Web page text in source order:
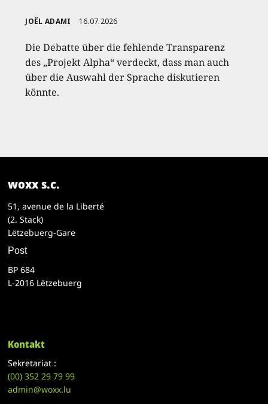
JOËL ADAMI 16.07.2026
Die Debatte über die fehlende Transparenz
des „Projekt Alpha“ verdeckt, dass man auch
über die Auswahl der Sprache diskutieren
könnte.
woxx s.c.
51, avenue de la Liberté
(2. Stack)
Lëtzebuerg-Gare
Post
BP 684
L-2016 Lëtzebuerg
Kontakt
Sekretariat :
(00)352 29 79 99
admin@woxx.lu